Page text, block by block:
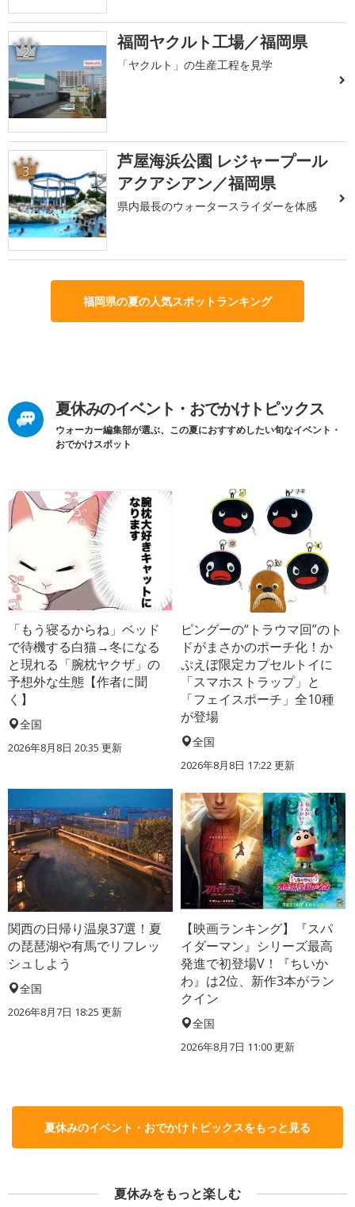
2 福岡ヤクルト工場／福岡県
「ヤクルト」の生産工程を見学
3
芦屋海浜公園 レジャープール
アクアシアン／福岡県
県内最長のウォータースライダーを体感
福岡県の夏の人気スポットランキング
夏休みのイベント・おでかけトピックス
ウォーカー編集部が選ぶ、この夏におすすめしたい旬なイベント・
おでかけスポット
「もう寝るからね」ベッド
で待機する白猫→冬になる
と現れる「腕枕ヤクザ」の
予想外な生態【作者に聞
く】
全国
2026年8月8日 20:35 更新
ピングーの“トラウマ回”のト
ドがまさかのポーチ化！か
ぷえぼ限定カプセルトイに
「スマホストラップ」と
「フェイスポーチ」全10種
が登場
全国
2026年8月8日 17:22更新
関西の日帰り温泉37選！夏
の琵琶湖や有馬でリフレッ
シュしよう
全国
2026年8月7日 18:25 更新
【映画ランキング】『スパ
イダーマン』シリーズ最高
発進で初登場V！『ちいか
わ』は2位、新作3本がラン
クイン
全国
2026年8月7日 11:00更新
夏休みのイベント・おでかけトピックスをもっと見る
夏休みをもっと楽しむ